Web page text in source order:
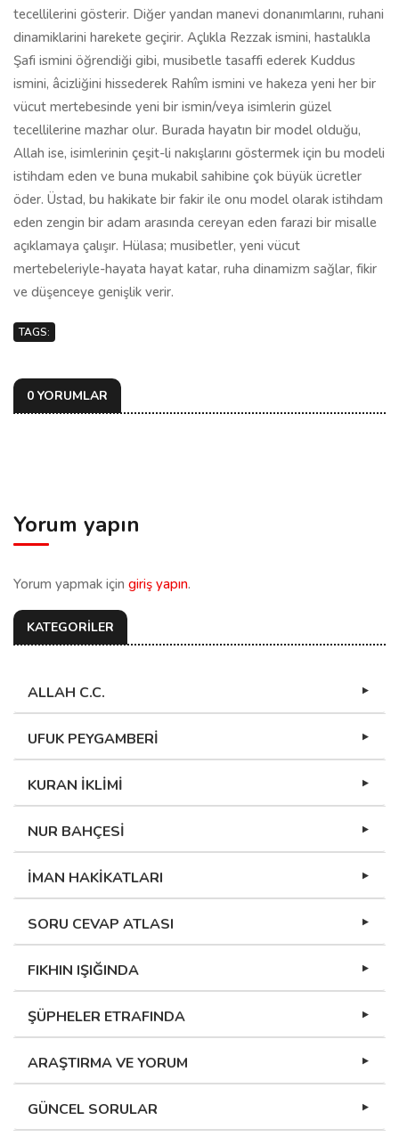
tecellilerini gösterir. Diğer yandan manevi donanımlarını, ruhani
dinamiklarini harekete geçirir. Açlıkla Rezzak ismini, hastalıkla
Şafi ismini öğrendiği gibi, musibetle tasaffi ederek Kuddus
ismini, âcizliğini hissederek Rahîm ismini ve hakeza yeni her bir
vücut mertebesinde yeni bir ismin/veya isimlerin güzel
tecellilerine mazhar olur. Burada hayatın bir model olduğu,
Allah ise, isimlerinin çeşit-li nakışlarını göstermek için bu modeli
istihdam eden ve buna mukabil sahibine çok büyük ücretler
öder. Üstad, bu hakikate bir fakir ile onu model olarak istihdam
eden zengin bir adam arasında cereyan eden farazi bir misalle
açıklamaya çalışır. Hülasa; musibetler, yeni vücut
mertebeleriyle-hayata hayat katar, ruha dinamizm sağlar, fikir
ve düşenceye genişlik verir.
TAGS:
0 YORUMLAR
Yorum yapın
Yorum yapmak için giriş yapın.
KATEGORİLER
ALLAH C.C.
UFUK PEYGAMBERİ
KURAN İKLİMİ
NUR BAHÇESİ
İMAN HAKİKATLARI
SORU CEVAP ATLASI
FIKHIN IŞIĞINDA
ŞÜPHELER ETRAFINDA
ARAŞTIRMA VE YORUM
GÜNCEL SORULAR